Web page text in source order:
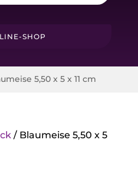
SHOP
5,50 x 5 x 11 cm
/ Blaumeise 5,50 x 5